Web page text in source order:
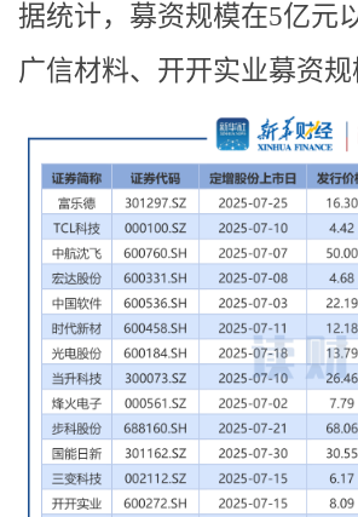
据统计，募资规模在5亿元
广信材料、开开实业募资规